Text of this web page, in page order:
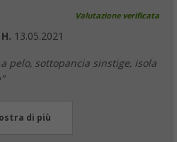
Valutazione verificata
13.05.2021
pelo, sottopancia sinstige, isola
di più